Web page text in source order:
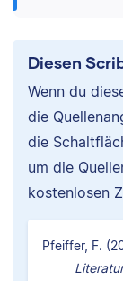
Diesen
Wenn du
die
die
um die
kostenlosen
Pfeiffer, F.